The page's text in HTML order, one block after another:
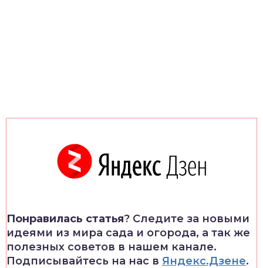
Понравилась статья? Следите за новыми
идеями из мира сада и огорода, а так же
полезных советов в нашем канале.
Подписывайтесь на нас в Яндекс.Дзене.